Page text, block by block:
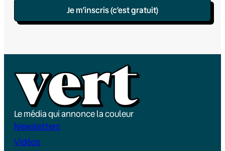
Je m’inscris (c’est gratuit)
Le média qui annonce la couleur
Newsletters
Vidéos